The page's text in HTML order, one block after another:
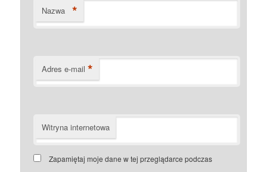
Nazwa *
Adres e-mail *
Witryna internetowa
Zapamiętaj moje dane w tej przeglądarce podczas